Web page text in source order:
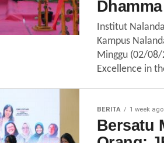
Dhamma
‎Institut
Kampus
Minggu (02/
Excellence in
BERITA 1 week ago
Bersatu